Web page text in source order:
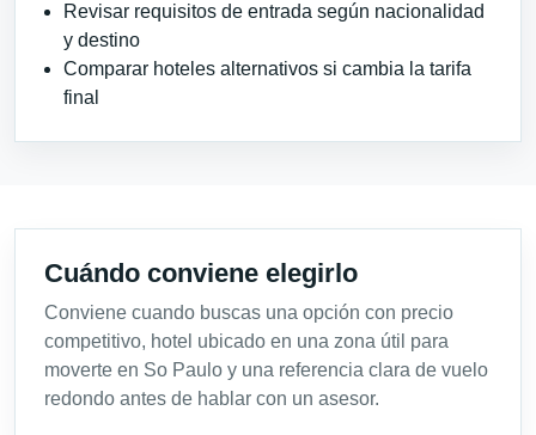
Revisar requisitos de entrada según nacionalidad
y destino
Comparar hoteles alternativos si cambia la tarifa
final
Cuándo conviene elegirlo
Conviene cuando buscas una opción con precio
competitivo, hotel ubicado en una zona útil para
moverte en So Paulo y una referencia clara de vuelo
redondo antes de hablar con un asesor.